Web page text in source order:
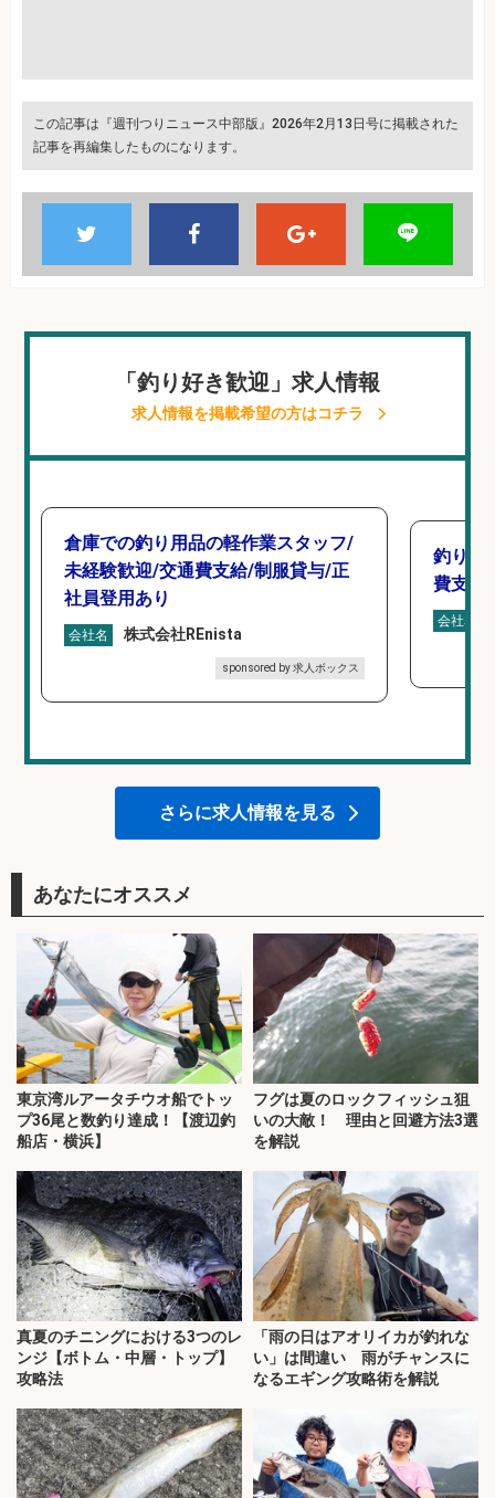
この記事は『週刊つりニュース中部版』2026年2月13日号に掲載された
記事を再編集したものになります。
「釣り好き歓迎」求人情報
求人情報を掲載希望の方はコチラ
倉庫での釣り用品の軽作業スタッフ/
未経験歓迎/交通費支給/制服貸与/正
社員登用あり
会社名 株式会社REnista
sponsored by 求人ボックス
釣り具
費支給
会社名
さらに求人情報を見る
あなたにオススメ
東京湾ルアータチウオ船でトッ
プ36尾と数釣り達成！【渡辺釣
船店・横浜】
フグは夏のロックフィッシュ狙
いの大敵！ 理由と回避方法3選
を解説
真夏のチニングにおける3つのレ
ンジ【ボトム・中層・トップ】
攻略法
「雨の日はアオリイカが釣れな
い」は間違い 雨がチャンスに
なるエギング攻略術を解説